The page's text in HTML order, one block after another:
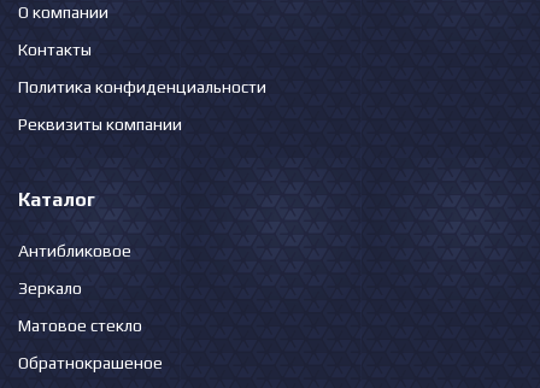
О компании
Контакты
Политика конфиденциальности
Реквизиты компании
Каталог
Антибликовое
Зеркало
Матовое стекло
Обратнокрашеное